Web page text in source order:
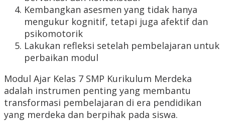
Kembangkan asesmen yang tidak hanya
mengukur kognitif, tetapi juga afektif dan
psikomotorik
Lakukan refleksi setelah pembelajaran untuk
perbaikan modul
Modul Ajar Kelas 7 SMP Kurikulum Merdeka
adalah instrumen penting yang membantu
transformasi pembelajaran di era pendidikan
yang merdeka dan berpihak pada siswa.